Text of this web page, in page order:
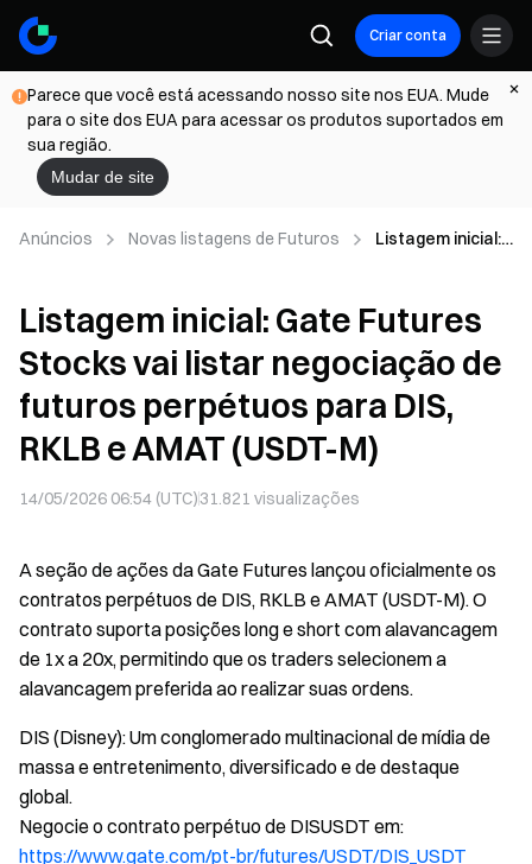
Criar conta
Parece que você está acessando nosso site nos EUA. Mude
para o site dos EUA para acessar os produtos suportados em
sua região.
Mudar de site
Anúncios Novas listagens de Futuros
Listagem inicial:
negociação de
futuros
perpétuos para
DIS, RKLB e
AMAT (USDT-M)
Listagem inicial: Gate Futures
Stocks vai listar negociação de
futuros perpétuos para DIS,
RKLB e AMAT (USDT-M)
14/05/2026 06:54 (UTC)31.821 visualizações
A seção de ações da Gate Futures lançou oficialmente os
contratos perpétuos de DIS, RKLB e AMAT (USDT-M). O
contrato suporta posições long e short com alavancagem
de 1x a 20x, permitindo que os traders selecionem a
alavancagem preferida ao realizar suas ordens.
DIS (Disney): Um conglomerado multinacional de mídia de
massa e entretenimento, diversificado e de destaque
global.
Negocie o contrato perpétuo de DISUSDT em:
https://www.gate.com/pt-br/futures/USDT/DIS_USDT